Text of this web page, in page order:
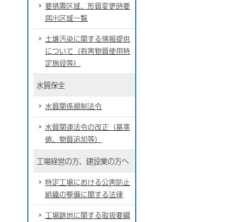
要措置区域、形質変更時要
届出区域一覧
土壌汚染に関する情報提供
について（有害物質使用特
定施設等）
水質保全
水質関係規制法令
水質関連法令の改正（基準
値、物質追加等）
工場経営の方、建設業の方へ
特定工場における公害防止
組織の整備に関する法律
工場跡地に関する取扱要綱